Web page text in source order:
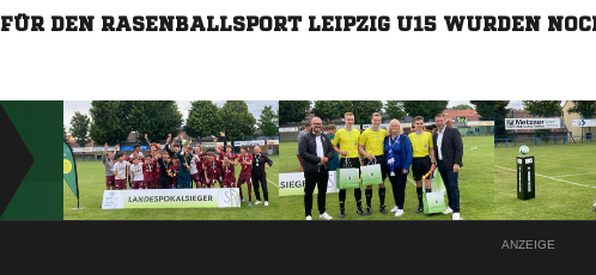
FÜR DEN RASENBALLSPORT LEIPZIG U15 WURDEN
ANZEIGE